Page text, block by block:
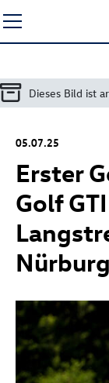
Seiteninhalt
springen
Dieses Bild ist
05.07.25
Erster
Golf GTI